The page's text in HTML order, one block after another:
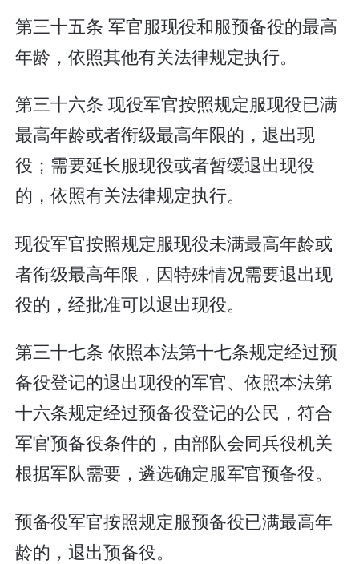
第三十五条 军官服现役和服预备役的最高
年龄，依照其他有关法律规定执行。
第三十六条 现役军官按照规定服现役已满
最高年龄或者衔级最高年限的，退出现
役；需要延长服现役或者暂缓退出现役
的，依照有关法律规定执行。
现役军官按照规定服现役未满最高年龄或
者衔级最高年限，因特殊情况需要退出现
役的，经批准可以退出现役。
第三十七条 依照本法第十七条规定经过预
备役登记的退出现役的军官、依照本法第
十六条规定经过预备役登记的公民，符合
军官预备役条件的，由部队会同兵役机关
根据军队需要，遴选确定服军官预备役。
预备役军官按照规定服预备役已满最高年
龄的，退出预备役。